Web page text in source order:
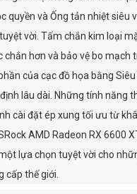
quyền và Ống tản nhiệt siêu
vời. Tấm chắn kim loại
chắn hơn và bảo vệ bo mạch
của cạc đồ họa bằng
lâu dài. Những tính năng
cài đặt ép xung tối ưu từ
AMD Radeon RX 6600
lựa chọn tuyệt vời cho
cấp thế giới.